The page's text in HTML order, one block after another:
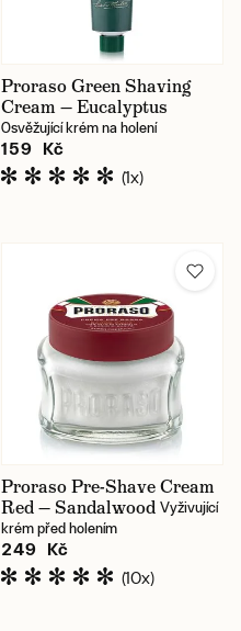
Proraso Green Shaving
Cream — Eucalyptus
Osvěžující krém na holení
159 Kč
(1x)
Proraso Pre-Shave Cream
Red — Sandalwood Vyživující
krém před holením
249 Kč
(10x)